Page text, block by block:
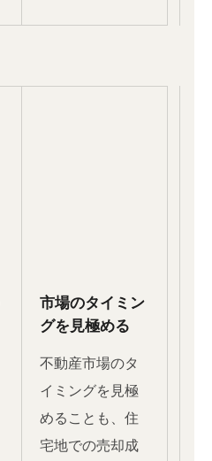
市場のタイミン
グを見極める
不動産市場のタ
イミングを見極
めることも、住
宅地での売却成